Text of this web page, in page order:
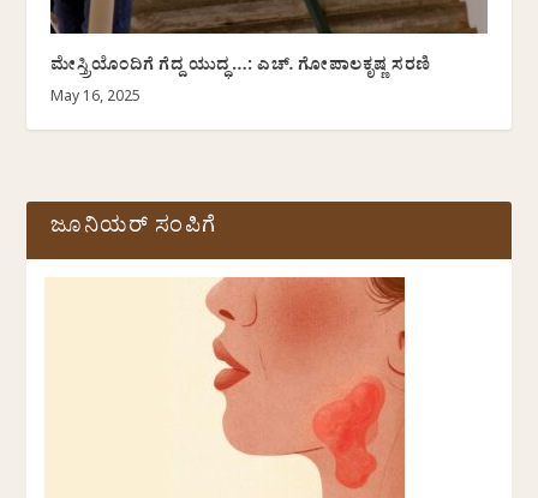
ಮೇಸ್ತ್ರಿಯೊಂದಿಗೆ ಗೆದ್ದ ಯುದ್ಧ…: ಎಚ್. ಗೋಪಾಲಕೃಷ್ಣ ಸರಣಿ
May 16, 2025
ಜೂನಿಯರ್ ಸಂಪಿಗೆ